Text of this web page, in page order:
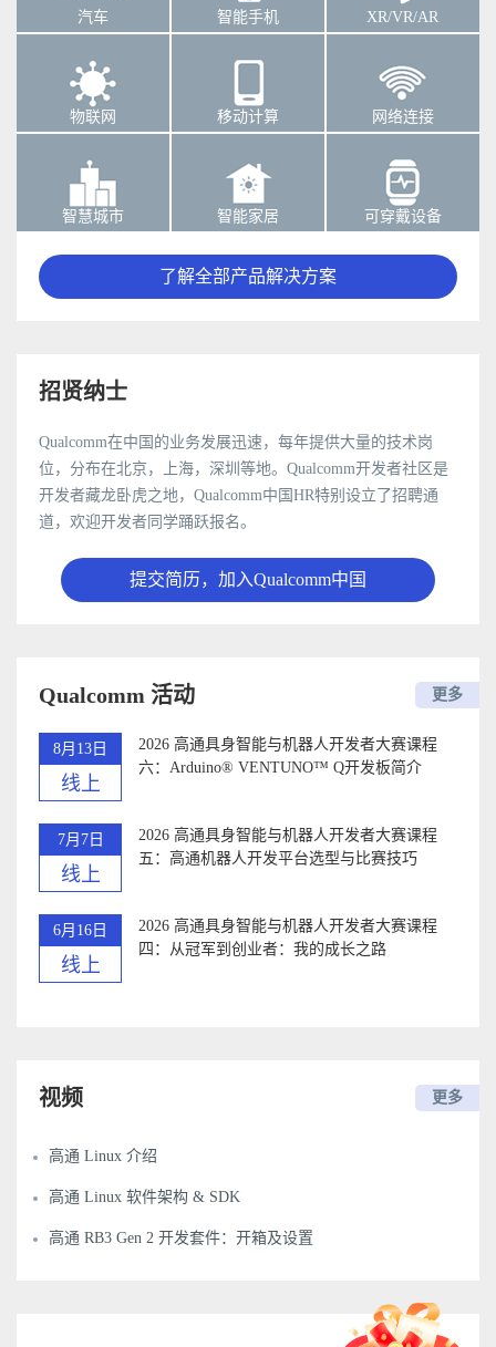
汽车 智能手机 XR/VR/AR
物联网 移动计算 网络连接
智慧城市 智能家居 可穿戴设备
了解全部产品解决方案
招贤纳士
Qualcomm在中国的业务发展迅速，每年提供大量的技术岗
位，分布在北京，上海，深圳等地。Qualcomm开发者社区是
开发者藏龙卧虎之地，Qualcomm中国HR特别设立了招聘通
道，欢迎开发者同学踊跃报名。
提交简历，加入Qualcomm中国
Qualcomm 活动 更多
8月13日
线上
2026 高通具身智能与机器人开发者大赛课程
六：Arduino®️ VENTUNO™ Q开发板简介
7月7日
线上
2026 高通具身智能与机器人开发者大赛课程
五：高通机器人开发平台选型与比赛技巧
6月16日
线上
2026 高通具身智能与机器人开发者大赛课程
四：从冠军到创业者：我的成长之路
视频 更多
高通 Linux 介绍
高通 Linux 软件架构 & SDK
高通 RB3 Gen 2 开发套件：开箱及设置